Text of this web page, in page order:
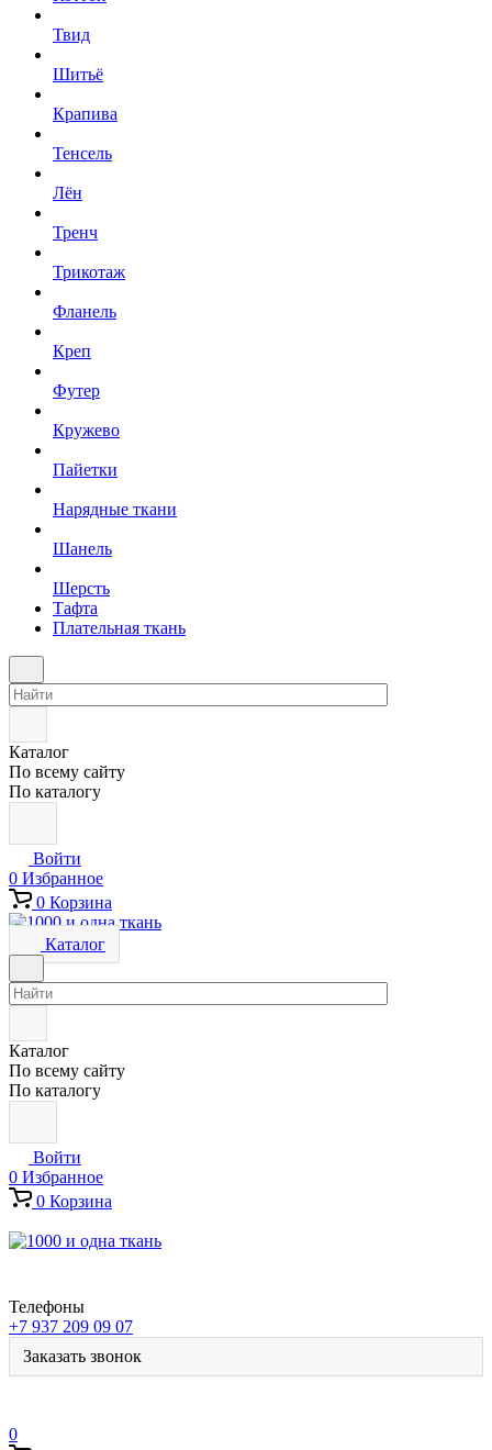
Твид
Шитьё
Крапива
Тенсель
Лён
Тренч
Трикотаж
Фланель
Креп
Футер
Кружево
Пайетки
Нарядные ткани
Шанель
Шерсть
Тафта
Плательная ткань
Каталог
По всему сайту
По каталогу
Войти
0 Избранное
0 Корзина
Каталог
Каталог
По всему сайту
По каталогу
Войти
0 Избранное
0 Корзина
Телефоны
+7 937 209 09 07
Заказать звонок
0